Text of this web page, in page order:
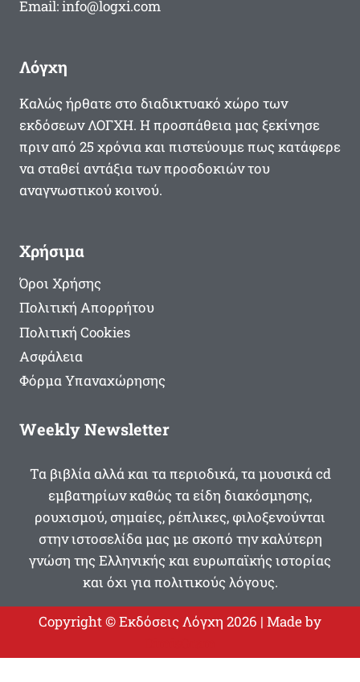
Email: info@logxi.com
Λόγχη
Καλώς ήρθατε στο διαδικτυακό χώρο των
εκδόσεων ΛΟΓΧΗ. Η προσπάθεια μας ξεκίνησε
πριν από 25 χρόνια και πιστεύουμε πως κατάφερε
να σταθεί αντάξια των προσδοκιών του
αναγνωστικού κοινού.
Χρήσιμα
Όροι Χρήσης
Πολιτική Απορρήτου
Πολιτική Cookies
Ασφάλεια
Φόρμα Υπαναχώρησης
Weekly Newsletter
Τα βιβλία αλλά και τα περιοδικά, τα μουσικά cd
εμβατηρίων καθώς τα είδη διακόσμησης,
ρουχισμού, σημαίες, ρέπλικες, φιλοξενούνται
στην ιστοσελίδα μας με σκοπό την καλύτερη
γνώση της Ελληνικής και ευρωπαϊκής ιστορίας
και όχι για πολιτικούς λόγους.
Copyright © Εκδόσεις Λόγχη 2026 | Made by